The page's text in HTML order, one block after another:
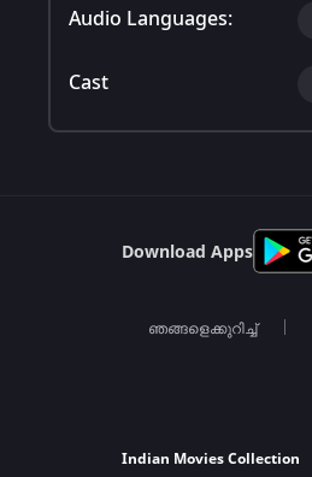
Audio Languages:
Cast
Download Apps
ഞങ്ങളെക്കുറിച്ച്
Indian Movies Collection